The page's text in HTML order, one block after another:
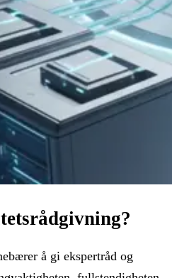
å gi ekspertråd og